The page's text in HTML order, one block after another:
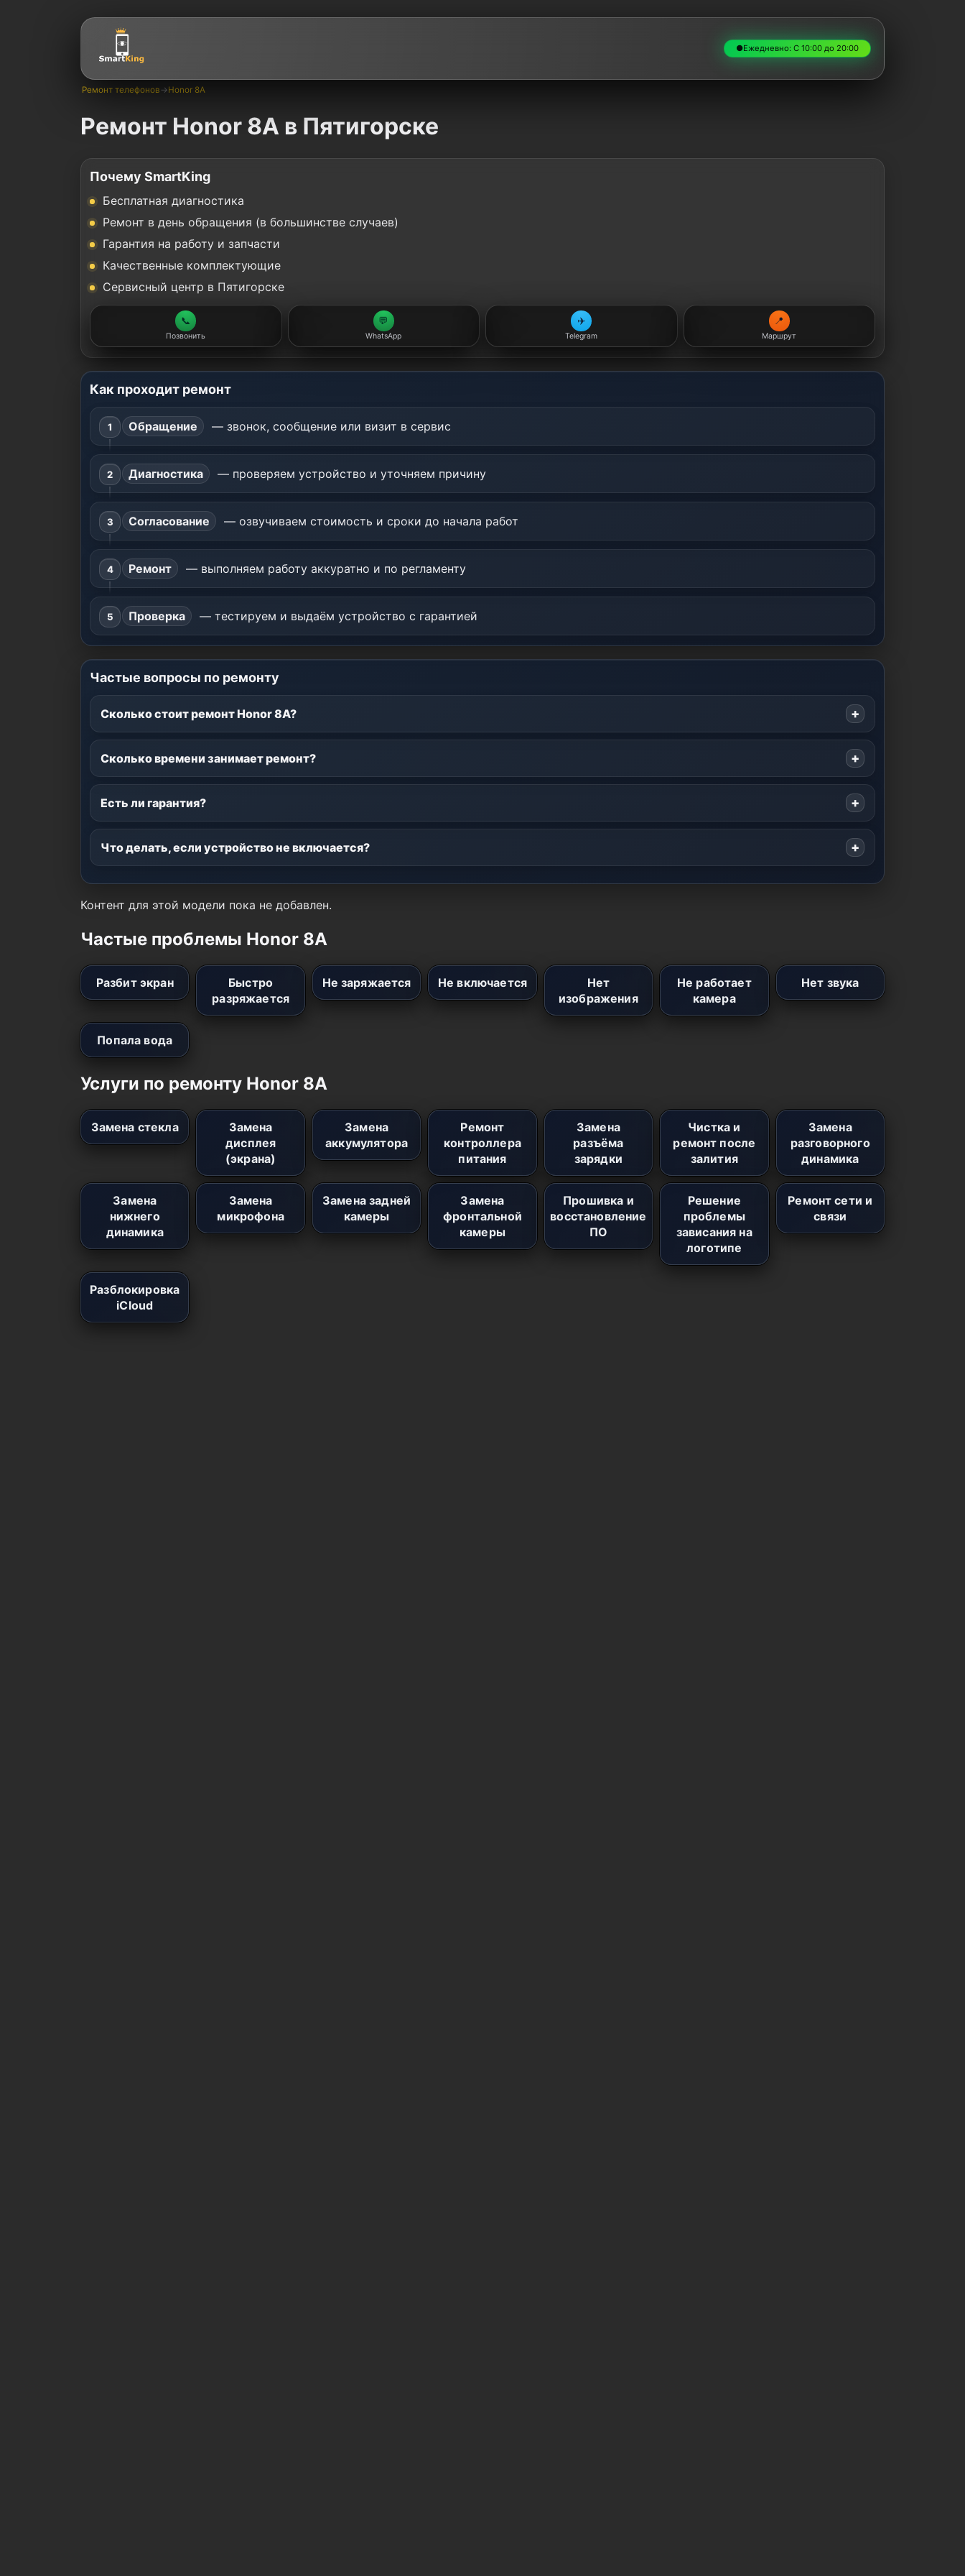
●Ежедневно: С 10:00 до 20:00
Ремонт телефонов→Honor 8A
Ремонт Honor 8A в Пятигорске
Почему SmartKing
Бесплатная диагностика
Ремонт в день обращения (в большинстве случаев)
Гарантия на работу и запчасти
Качественные комплектующие
Сервисный центр в Пятигорске
📞
Позвонить
💬
WhatsApp
✈️
Telegram
📍
Маршрут
Как проходит ремонт
Обращение — звонок, сообщение или визит в сервис
Диагностика — проверяем устройство и уточняем причину
Согласование — озвучиваем стоимость и сроки до начала работ
Ремонт — выполняем работу аккуратно и по регламенту
Проверка — тестируем и выдаём устройство с гарантией
Частые вопросы по ремонту
Сколько стоит ремонт Honor 8A?
Сколько времени занимает ремонт?
Есть ли гарантия?
Что делать, если устройство не включается?
Контент для этой модели пока не добавлен.
Частые проблемы Honor 8A
Разбит экран
Быстро
разряжается
Не заряжается Не включается
Нет
изображения
Не работает
камера
Нет звука
Попала вода
Услуги по ремонту Honor 8A
Замена стекла
Замена
дисплея
(экрана)
Замена
аккумулятора
Ремонт
контроллера
питания
Замена
разъёма
зарядки
Чистка и
ремонт после
залития
Замена
разговорного
динамика
Замена
нижнего
динамика
Замена
микрофона
Замена задней
камеры
Замена
фронтальной
камеры
Прошивка и
восстановление
ПО
Решение
проблемы
зависания на
логотипе
Ремонт сети и
связи
Разблокировка
iCloud